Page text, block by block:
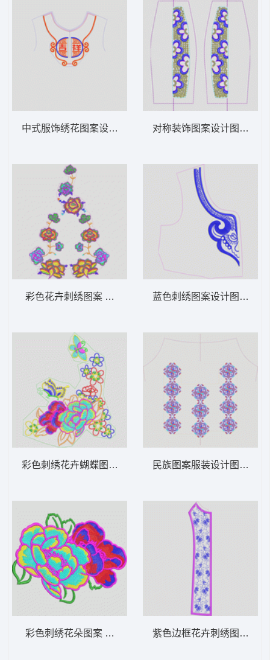
中式服饰绣花图案设计 吉祥民族
彩色花卉刺绣图案 花传统
彩色刺绣花卉蝴蝶图案 花经典
彩色刺绣花朵图案 花经典
对称装饰图案设计图 亮片
蓝色刺绣图案设计图 抽象
民族图案服装设计图 十字
紫色边框花卉刺绣图案 花